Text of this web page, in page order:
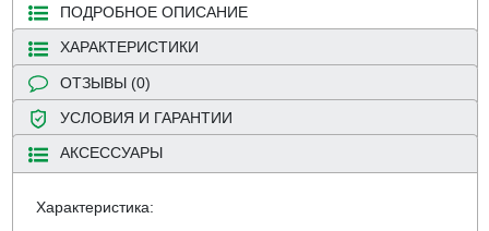
ПОДРОБНОЕ ОПИСАНИЕ
ХАРАКТЕРИСТИКИ
ОТЗЫВЫ (0)
УСЛОВИЯ И ГАРАНТИИ
АКСЕССУАРЫ
Характеристика: